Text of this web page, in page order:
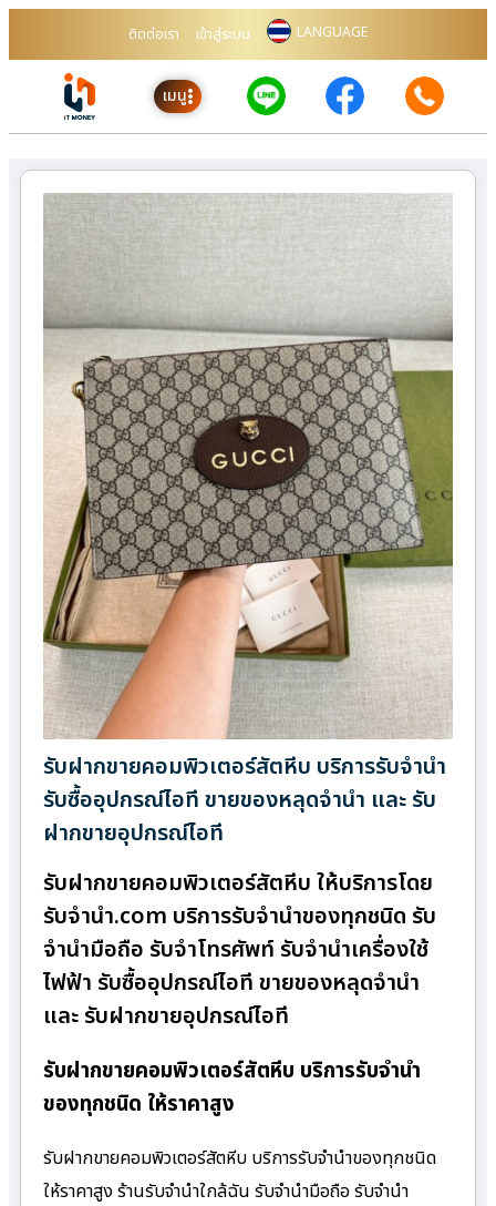
ติดต่อเรา เข้าสู่ระบบ LANGUAGE
เมนู
รับฝากขายคอมพิวเตอร์สัตหีบ บริการรับจำนำ
รับซื้ออุปกรณ์ไอที ขายของหลุดจำนำ และ รับ
ฝากขายอุปกรณ์ไอที
รับฝากขายคอมพิวเตอร์สัตหีบ ให้บริการโดย
รับจํานํา.com บริการรับจำนำของทุกชนิด รับ
จำนำมือถือ รับจำโทรศัพท์ รับจำนำเครื่องใช้
ไฟฟ้า รับซื้ออุปกรณ์ไอที ขายของหลุดจำนำ
และ รับฝากขายอุปกรณ์ไอที
รับฝากขายคอมพิวเตอร์สัตหีบ บริการรับจำนำ
ของทุกชนิด ให้ราคาสูง
รับฝากขายคอมพิวเตอร์สัตหีบ บริการรับจำนำของทุกชนิด
ให้ราคาสูง ร้านรับจํานําใกล้ฉัน รับจำนำมือถือ รับจำนำ